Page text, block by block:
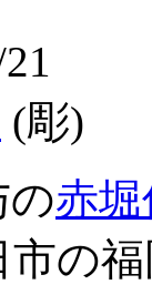
(彫)
の赤
の